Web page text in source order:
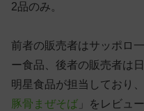
2品のみ。
前者の販売者はサッポロ
ー食品、後者の販売者は
明星食品が担当しており
豚骨まぜそば 」をレビュ